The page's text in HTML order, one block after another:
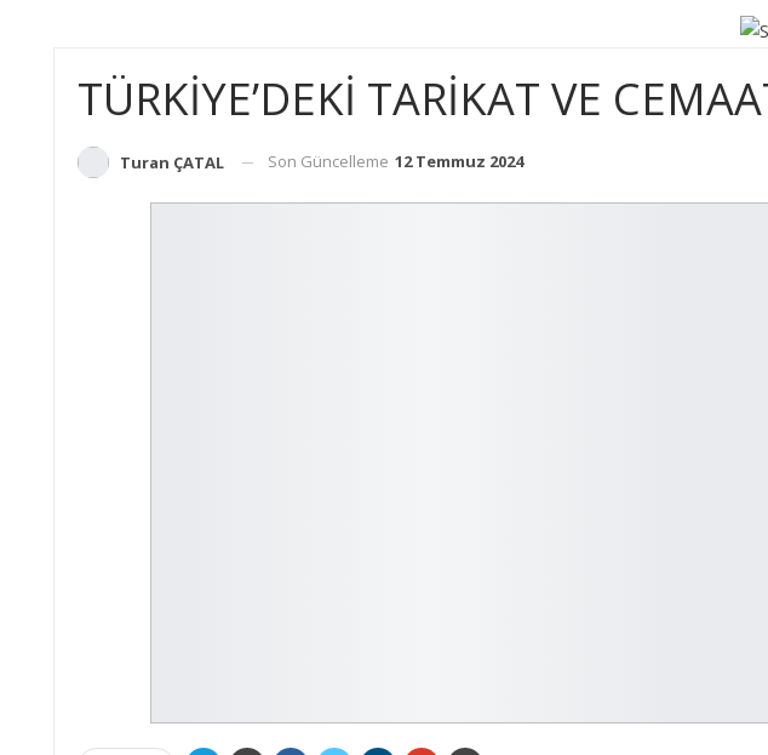
TÜRKİYE’DEKİ TARİKAT VE
Turan ÇATAL Son Güncelleme 12 Temmuz 2024